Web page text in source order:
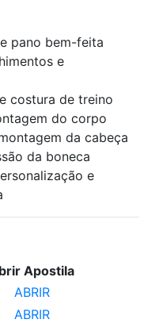
pano bem-feita
e
costura de treino
do corpo
da cabeça
da boneca
e
Apostila
ABRIR
ABRIR